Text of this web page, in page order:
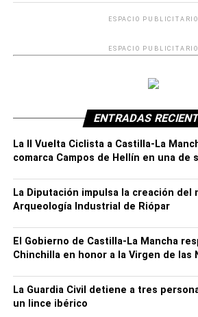
ESPACIO PUBLICITARIO
ESPACIO PUBLICITARIO
ENTRADAS
La II Vuelta Ciclista a Castilla-La
comarca Campos de Hellín en una de
La Diputación impulsa la creación del
Arqueología Industrial de Riópar
El Gobierno de Castilla-La Mancha
Chinchilla en honor a la Virgen de las
La Guardia Civil detiene a tres
un lince ibérico